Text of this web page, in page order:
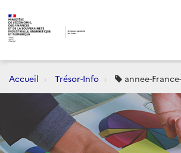
Accueil Trésor-Info annee-